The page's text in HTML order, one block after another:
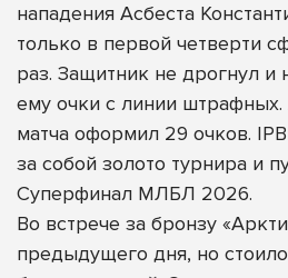
нападения Асбеста
только в первой четверти
раз. Защитник не дрогнул и
ему очки с линии штрафных.
матча оформил 29 очков.
за собой золото турнира и
Суперфинал МЛБЛ 2026.
Во встрече за бронзу
предыдущего дня, но